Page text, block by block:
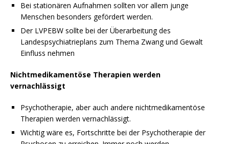
Bei stationären Aufnahmen sollten vor allem junge
Menschen besonders gefördert werden.
Der LVPEBW sollte bei der Überarbeitung des
Landespsychiatrieplans zum Thema Zwang und Gewalt
Einfluss nehmen
Nichtmedikamentöse Therapien werden
vernachlässigt
Psychotherapie, aber auch andere nichtmedikamentöse
Therapien werden vernachlässigt.
Wichtig wäre es, Fortschritte bei der Psychotherapie der